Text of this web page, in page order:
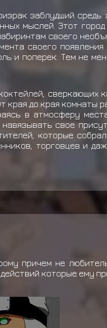
заблудший
мыслей. Этот
своего
своего
и поперек. Тем не
сверкающих
края до края комнаты
в атмосферу
свое
которые
торговцев и
причем не
которые ему